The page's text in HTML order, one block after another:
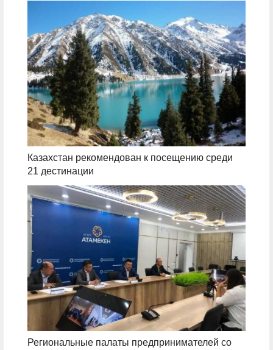
Казахстан рекомендован к посещению среди
21 дестинации
Региональные палаты предпринимателей со